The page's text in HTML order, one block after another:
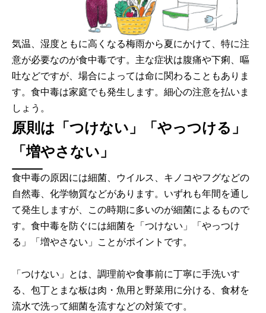
気温、湿度ともに高くなる梅雨から夏にかけて、特に注
意が必要なのが食中毒です。主な症状は腹痛や下痢、嘔
吐などですが、場合によっては命に関わることもありま
す。食中毒は家庭でも発生します。細心の注意を払いま
しょう。
原則は「つけない」「やっつける」
「増やさない」
食中毒の原因には細菌、ウイルス、キノコやフグなどの
自然毒、化学物質などがあります。いずれも年間を通し
て発生しますが、この時期に多いのが細菌によるもので
す。食中毒を防ぐには細菌を「つけない」「やっつけ
る」「増やさない」ことがポイントです。
「つけない」とは、調理前や食事前に丁寧に手洗いす
る、包丁とまな板は肉・魚用と野菜用に分ける、食材を
流水で洗って細菌を流すなどの対策です。